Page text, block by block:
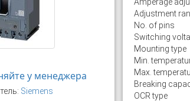
у менеджера
Siemens
Adjustment
No. of pins
Switching
Mounting type
Min.
Max.
Breaking
OCR type